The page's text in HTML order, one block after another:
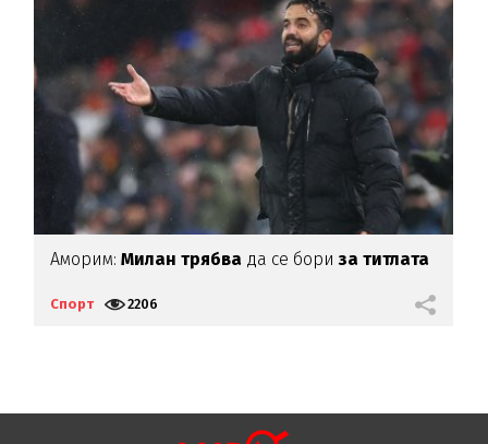
Аморим:Милан трябва да се бориза титлата
Спорт 2206